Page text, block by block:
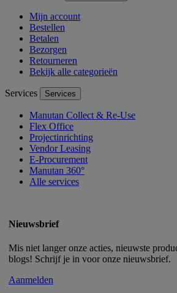
Mijn account
Bestellen
Betalen
Bezorgen
Retourneren
Bekijk alle categorieën
Services Services
Manutan Collect & Re-Use
Flex Office
Projectinrichting
Vendor Leasing
E-Procurement
Manutan 360°
Alle services
Nieuwsbrief
Mis niet langer onze acties, nieuwste
blogs! Schrijf je in voor onze nieuwsbrief.
Aanmelden